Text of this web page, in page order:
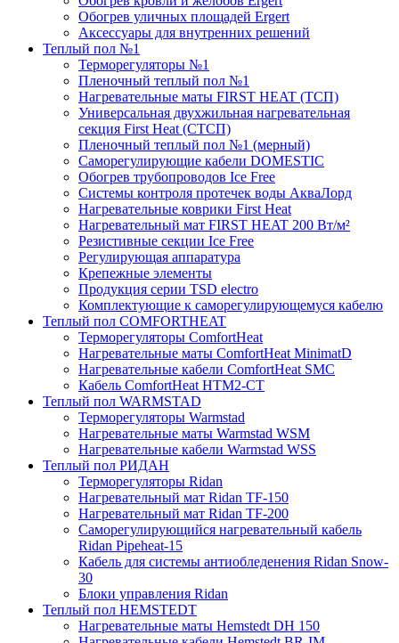
Обогрев уличных площадей Ergert
Аксессуары для внутренних решений
Теплый пол №1
Терморегуляторы №1
Пленочный теплый пол №1
Нагревательные маты FIRST HEAT (ТСП)
Универсальная двухжильная нагревательная
секция First Heat (СТСП)
Пленочный теплый пол №1 (мерный)
Саморегулирующие кабели DOMESTIC
Обогрев трубопроводов Ice Free
Системы контроля протечек воды АкваЛорд
Нагревательные коврики First Heat
Нагревательный мат FIRST HEAT 200 Вт/м²
Резистивные секции Ice Free
Регулирующая аппаратура
Крепежные элементы
Продукция серии TSD electro
Комплектующие к саморегулирующемуся кабелю
Теплый пол COMFORTHEAT
Терморегуляторы ComfortHeat
Нагревательные маты ComfortHeat MinimatD
Нагревательные кабели ComfortHeat SMC
Кабель ComfortHeat HTM2-CT
Теплый пол WARMSTAD
Терморегуляторы Warmstad
Нагревательные маты Warmstad WSM
Нагревательные кабели Warmstad WSS
Теплый пол РИДАН
Терморегуляторы Ridan
Нагревательный мат Ridan TF-150
Нагревательный мат Ridan TF-200
Саморегулирующийся нагревательный кабель
Ridan Pipeheat-15
Кабель для системы антиобледенения Ridan Snow-
30
Блоки управления Ridan
Теплый пол HEMSTEDT
Нагревательные маты Hemstedt DH 150